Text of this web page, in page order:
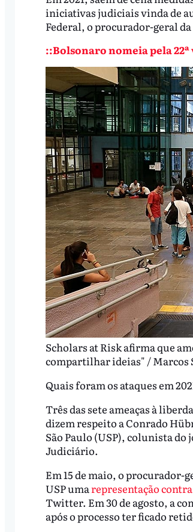
iniciativas judiciais vinda de
Federal, o procurador-geral
::Bolsonaro nomeia pela
Scholars at Risk afirma que
compartilhar ideias" / Marcos
Quais foram os ataques em
Três das sete ameaças à
dizem respeito a Conrado
São Paulo (USP), colunista do
Judiciário.
Em 15 de maio, o procurador-
USP uma representação
Twitter. Em 30 de agosto, a
após o processo ter ficado